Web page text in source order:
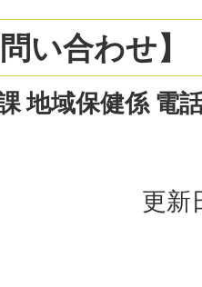
い合わせ】
地域保健係
更新